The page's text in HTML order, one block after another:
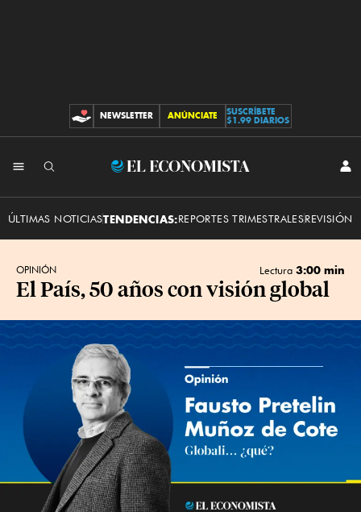
CONTRIBUCIONES
NEWSLETTER ANÚNCIATE
SUSCRÍBETE
$1.99 DIARIOS
El
ÚLTIMAS NOTICIASTENDENCIAS:REPORTES TRIMESTRALESREVISIÓN
OPINIÓN Lectura 3:00 min
El País, 50 años con visión global